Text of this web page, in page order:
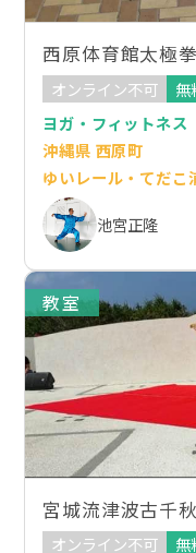
西原体育館太極
オンライン不可
無
ヨガ・フィットネス
沖縄県 西原町
ゆいレール・てだこ
池宮正隆
教室
宮城流津波古千
オンライン不可
無